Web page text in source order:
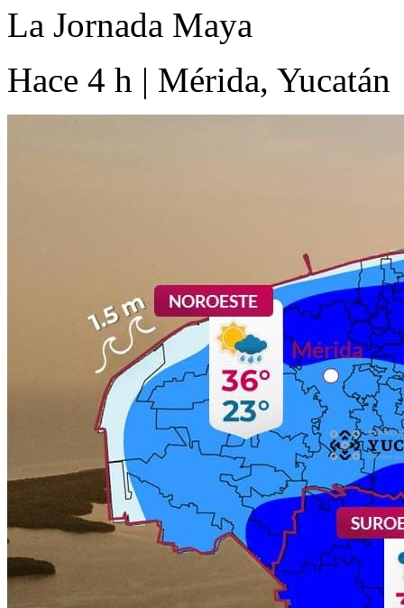
La Jornada Maya
Hace 4 h | Mérida, Yucatán